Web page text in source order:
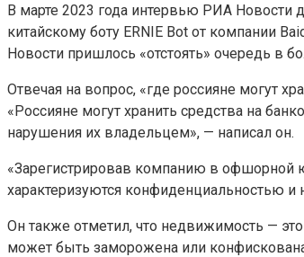
В марте 2023 года интервью РИА Новости
китайскому боту ERNIE Bot от компании
Новости пришлось «отстоять» очередь в
Отвечая на вопрос, «где россияне могут
«Россияне могут хранить средства на
нарушения их владельцем», — написал он.
«Зарегистрировав компанию в офшорной
характеризуются конфиденциальностью
Он также отметил, что недвижимость —
может быть заморожена или